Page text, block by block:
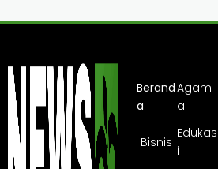
Berand
a
Agam
a
Bisnis
Edukas
i